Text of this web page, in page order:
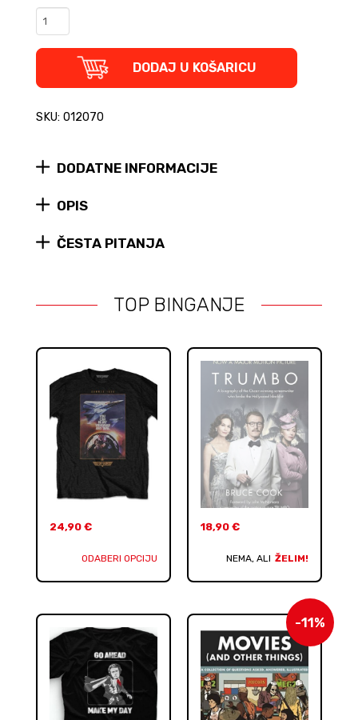
Letter
šalica
DODAJ U KOŠARICU
SKU: 012070
DODATNE INFORMACIJE
OPIS
ČESTA PITANJA
TOP BINGANJE
24,90 €
ODABERI OPCIJU
18,90 €
NEMA, ALI ŽELIM!
-11%